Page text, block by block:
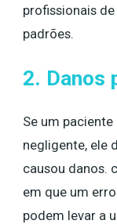
profissionais
padrões.
2. Danos
Se um
negligente, ele
causou danos.
em que um
podem levar a